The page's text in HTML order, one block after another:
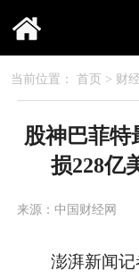
当前位置： 首页 > 财
股神巴菲特
损228亿
来源：中国财经网
澎湃新闻